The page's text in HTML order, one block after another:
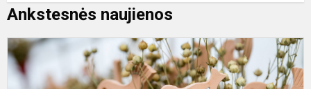
Ankstesnės naujienos